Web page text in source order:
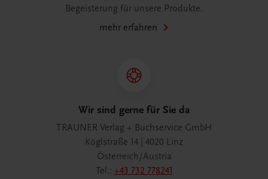
Begeisterung für unsere Produkte.
mehr erfahren
Wir sind gerne für Sie da
TRAUNER Verlag + Buchservice GmbH
Köglstraße 14 | 4020 Linz
Österreich/Austria
Tel.: +43 732 778241